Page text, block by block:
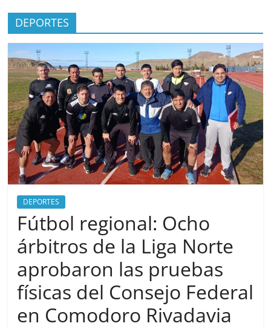
DEPORTES
DEPORTES
Fútbol regional: Ocho
árbitros de la Liga Norte
aprobaron las pruebas
físicas del Consejo Federal
en Comodoro Rivadavia